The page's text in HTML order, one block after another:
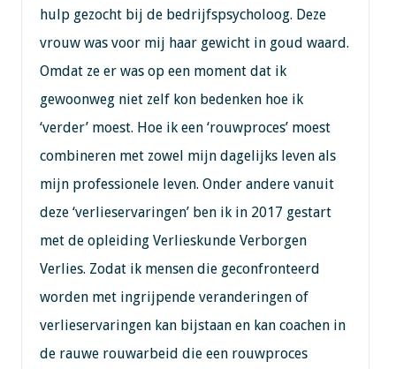
hulp gezocht bij de bedrijfspsycholoog. Deze
vrouw was voor mij haar gewicht in goud waard.
Omdat ze er was op een moment dat ik
gewoonweg niet zelf kon bedenken hoe ik
‘verder’ moest. Hoe ik een ‘rouwproces’ moest
combineren met zowel mijn dagelijks leven als
mijn professionele leven. Onder andere vanuit
deze ‘verlieservaringen’ ben ik in 2017 gestart
met de opleiding Verlieskunde Verborgen
Verlies. Zodat ik mensen die geconfronteerd
worden met ingrijpende veranderingen of
verlieservaringen kan bijstaan en kan coachen in
de rauwe rouwarbeid die een rouwproces